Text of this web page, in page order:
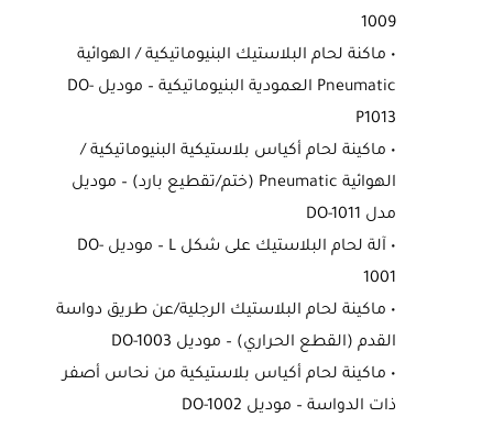
1009
• ماكنة لحام البلاستيك البنيوماتيكية / الهوائية
Pneumatic العمودية البنيوماتيكية – موديل DO-
P1013
• ماكينة لحام أكياس بلاستيكية البنيوماتيكية /
الهوائية Pneumatic (ختم/تقطيع بارد) – موديل
مدل DO-1011
• آلة لحام البلاستيك على شكل L – موديل DO-
1001
• ماكينة لحام البلاستيك الرجلية/عن طريق دواسة
القدم (القطع الحراري) – موديل DO-1003
• ماكينة لحام أكياس بلاستيكية من نحاس أصفر
ذات الدواسة – موديل DO-1002